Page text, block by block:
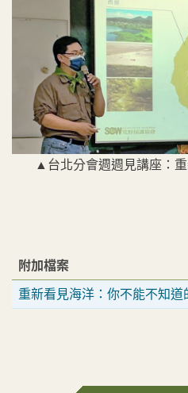
▲台北分會週週見講座：
附加檔案
重新看見海洋：你不能不知道